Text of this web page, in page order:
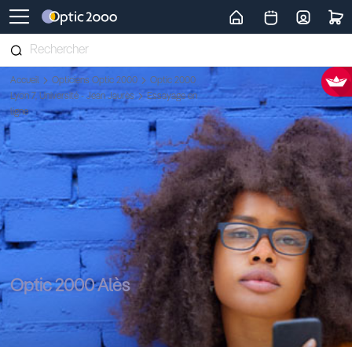
Retour vers la page d'accueil
Accueil Opticiens Optic 2000
Optic 2000
Lyon 7, Université - Jean Jaurès
Essayage en
ligne
Optic 2000 Alès